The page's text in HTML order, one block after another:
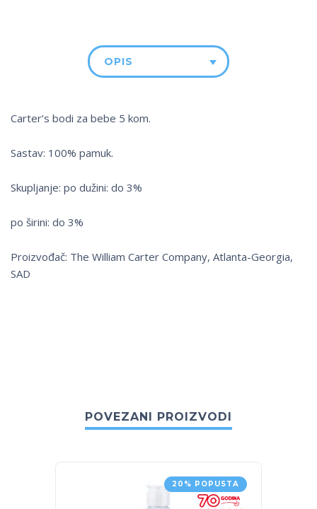
OPIS
Carter’s bodi za bebe 5 kom.
Sastav: 100% pamuk.
Skupljanje: po dužini: do 3%
po širini: do 3%
Proizvođač: The William Carter Company, Atlanta-Georgia,
SAD
POVEZANI PROIZVODI
20% POPUSTA